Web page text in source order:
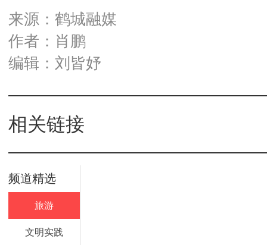
来源：鹤城融媒
作者：肖鹏
编辑：刘皆妤
相关链接
频道精选
旅游
文明实践